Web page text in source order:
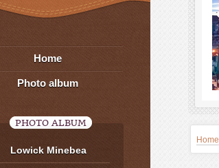
Home
Home
Photo album
PHOTO ALBUM
Lowick Minebea